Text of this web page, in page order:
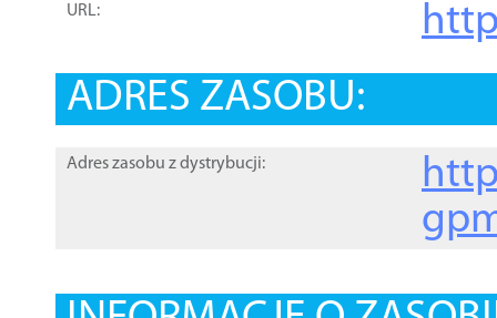
URL:
ADRES ZASOBU:
Adres zasobu z dystrybucji: